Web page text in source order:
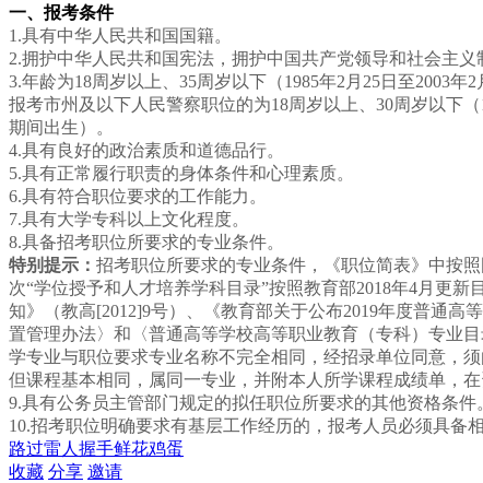
一、报考条件
1.具有中华人民共和国国籍。
2.拥护中华人民共和国宪法，拥护中国共产党领导和社会主义
3.年龄为18周岁以上、 35周岁以下（1985年2 月 25日 至2003年2
报考市州及以下人民警察职位的为18周岁以上、 30周岁以下（
期间出生）。
4.具有良好的政治素质和道德品行。
5.具有正常履行职责的身体条件和心理素质。
6.具有符合职位要求的工作能力。
7.具有大学专科以上文化程度。
8.具备招考职位所要求的专业条件。
特别提示： 招考职位所要求的专业条件，《职位简表》中按
次“学位授予和人才培养学科目录”按照教育部2018年4月更新
知》（教高[2012]9号）、《教育部关于公布2019年度普通高
置管理办法〉和〈普通高等学校高等职业教育（专科）专业目
学专业与职位要求专业名称不完全相同，经招录单位同意，
但课程基本相同，属同一专业，并附本人所学课程成绩单，在
9.具有公务员主管部门规定的拟任职位所要求的其他资格条件
10.招考职位明确要求有基层工作经历的，报考人员必须具备
路过雷人 握手鲜花鸡蛋
收藏 分享 邀请